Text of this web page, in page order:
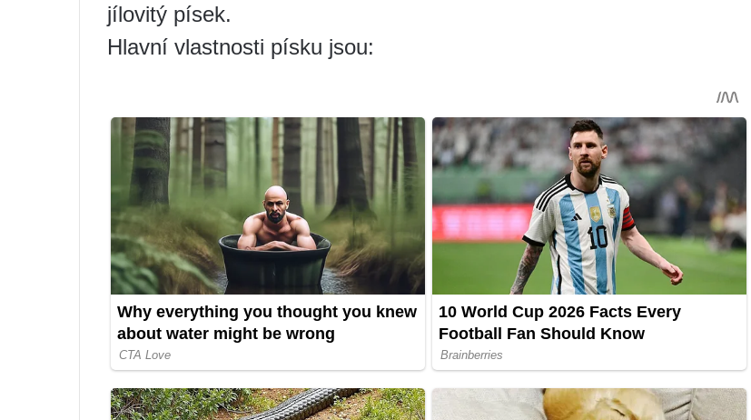
jílovitý písek.
Hlavní vlastnosti písku jsou: